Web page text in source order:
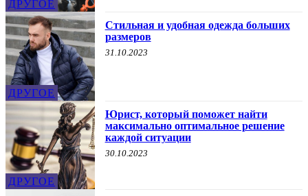
ДРУГОЕ
ДРУГОЕ
Стильная и удобная одежда больших
размеров
31.10.2023
ДРУГОЕ
Юрист, который поможет найти
максимально оптимальное решение
каждой ситуации
30.10.2023